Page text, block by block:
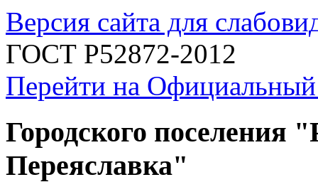
Версия сайта для
ГОСТ Р52872-2012
Перейти на
Городского поселения
Переяславка"